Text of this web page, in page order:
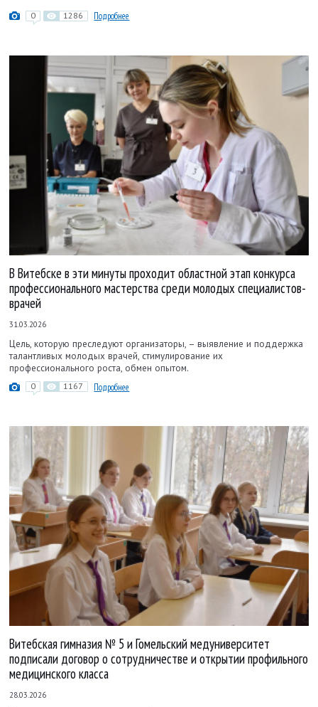
0 1286 Подробнее
В Витебске в эти минуты проходит областной этап конкурса
профессионального мастерства среди молодых специалистов-
врачей
31.03.2026
Цель, которую преследуют организаторы, – выявление и поддержка
талантливых молодых врачей, стимулирование их
профессионального роста, обмен опытом.
0 1167 Подробнее
Витебская гимназия № 5 и Гомельский медуниверситет
подписали договор о сотрудничестве и открытии профильного
медицинского класса
28.03.2026